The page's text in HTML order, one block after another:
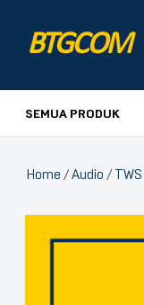
BTGCOM
SEMUA PRODUK
Home /Audio / TWS